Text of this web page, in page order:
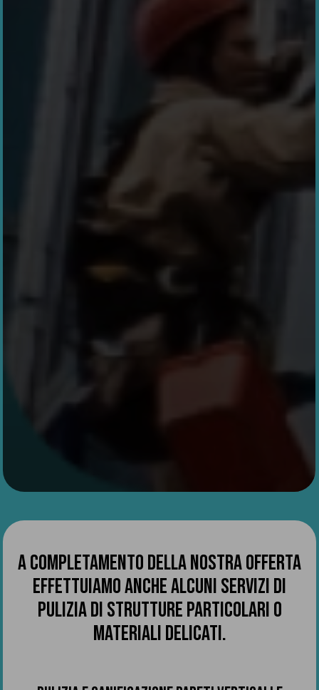
A COMPLETAMENTO DELLA NOSTRA OFFERTA
EFFETTUIAMO ANCHE ALCUNI SERVIZI DI
PULIZIA DI STRUTTURE PARTICOLARI O
MATERIALI DELICATI.